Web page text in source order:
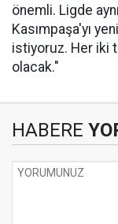
önemli. Ligde
Kasımpaşa'yı
istiyoruz. Her iki
olacak."
HABERE